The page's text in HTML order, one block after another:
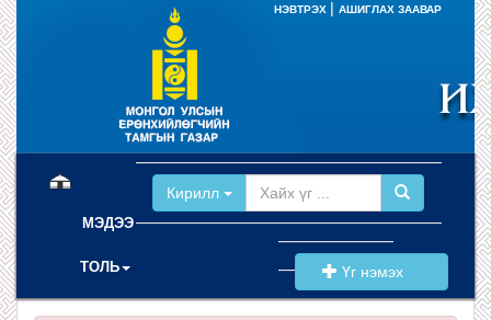
НЭВТРЭХ АШИГЛАХ ЗААВАР
МЭДЭЭ
ТОЛЬ
Кирилл
Үг нэмэх